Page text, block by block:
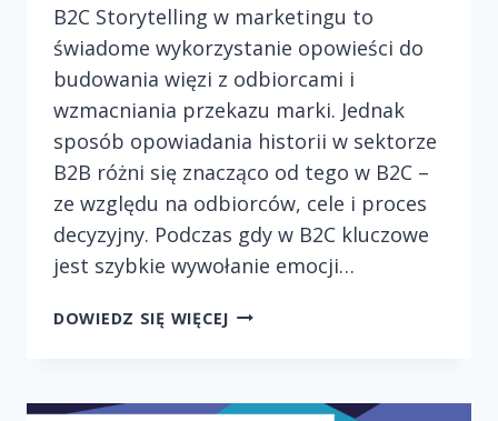
B2C Storytelling w marketingu to
świadome wykorzystanie opowieści do
budowania więzi z odbiorcami i
wzmacniania przekazu marki. Jednak
sposób opowiadania historii w sektorze
B2B różni się znacząco od tego w B2C –
ze względu na odbiorców, cele i proces
decyzyjny. Podczas gdy w B2C kluczowe
jest szybkie wywołanie emocji…
DOWIEDZ SIĘ WIĘCEJRÓŻNICE
B2B